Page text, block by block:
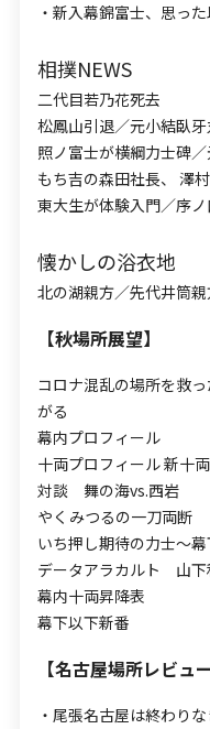
・新入幕錦富士、思っ
相撲NEWS
二代目若乃花死去
松鳳山引退／元小結臥
照ノ富士が横綱力士碑
もち吉の森田社長、 澤
東大生が体験入門／序
懐かしの浴衣地
北の湖親方／先代井筒
【秋場所展望】
コロナ混乱の場所を救
がる
幕内プロフィール
十両プロフィール 新十
対談 舞の海vs.西岩
やくみつるの一刀両断
いち押し期待の力士〜
データアラカルト 山下
幕内十両昇降表
幕下以下新番
【名古屋場所レビュー
・尾張名古屋は終わり